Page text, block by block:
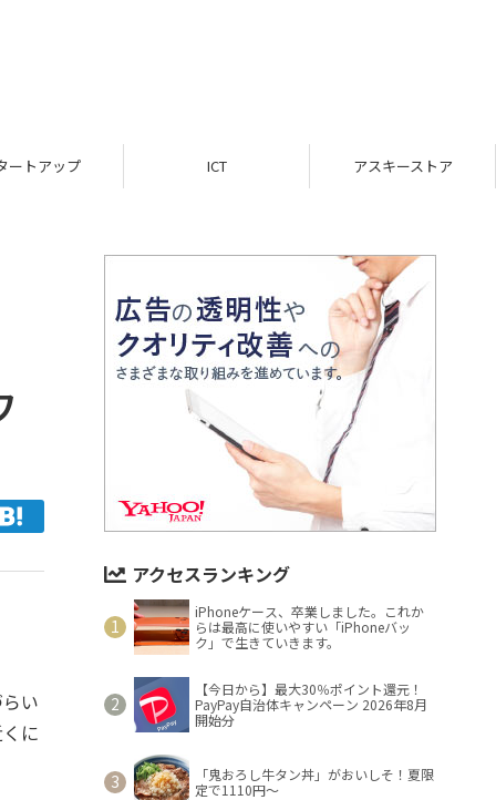
ICT アスキーストア インフォメーション
い
に
アクセスランキング
iPhoneケース、卒業しました。これか
らは最高に使いやすい「iPhoneバッ
ク」で生きていきます。
【今日から】最大30％ポイント還元！
PayPay自治体キャンペーン 2026年8月
開始分
「鬼おろし牛タン丼」がおいしそ！夏限
定で1110円～